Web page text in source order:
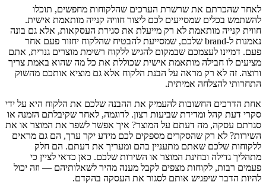
לאחר שהכרתם את שרשרת הערכים שהלקוחות מחפשים, תוכלו
להשתמש בכלים שמסייעים לכם ליצור חוויה קנייה מותאמת אישית.
חווית קנייה מותאמת לא רק מייעלת את סגירת העסקאות, אלא גם בונה
נאמנות ל-brand שלכם, שמסייעת להבטיח שהלקוח יחזור פעם אחר
פעם. דמיינו לעצמכם שבמקום להגיש ללקוח רשימת מוצרים גנרית, אתם
מציעים לו חבילה מותאמת אישית שכוללת את כל מה שהוא באמת צריך
ורוצה. זה לא רק מראה על הבנת הלקוח אלא גם מוציא אותכם מהשוק
התחרותי להצלחה אמיתית.
אחת הדרכים החשובות להעמיק את ההבנה שלכם את הלקוח היא על ידי
סקרי דעת קהל ומדידת שביעות רצון. לדוגמה, לאחר שקיבלתם הזמנה או
סגרתם עסקה, מה דעתם על המוצר? איך אפשר לשפר את המוצר או את
השירות? לא רק שהסקרים מספקים לכם מידע יקר ערך, הם גם מראים
ללקוחות שלכם שאתם מתעניין בהם ומעריך את דעתם. הם חלק
מתהליך גדילה ובחינת המוצר או השירות שלכם. כאן כדאי לציין כי
פעמים רבות, לקוחות מצפים לקבל מענה מהיר לשאלותיהם — וזה יכול
להיות הדבר שיפגיש אותם לסגור את העסקה בהקדם.